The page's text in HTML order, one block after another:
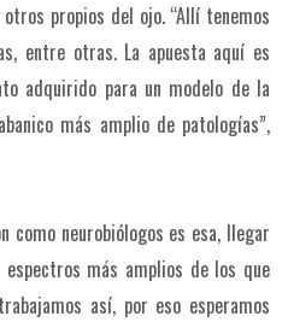
propios del ojo. “Allí tenemos
entre otras. La apuesta aquí es
adquirido para un modelo de la
más amplio de patologías”,
como neurobiólogos es esa, llegar
más amplios de los que
así, por eso esperamos